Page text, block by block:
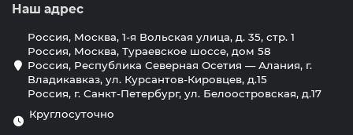
Наш адрес
Россия, Москва, 1-я Вольская улица, д. 35, стр. 1
Россия, Москва, Тураевское шоссе, дом 58
Россия, Республика Северная Осетия — Алания, г.
Владикавказ, ул. Курсантов-Кировцев, д.15
Россия, г. Санкт-Петербург, ул. Белоостровская, д.17
Круглосуточно